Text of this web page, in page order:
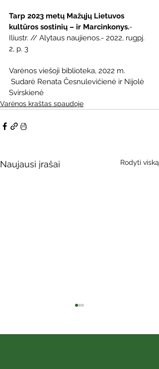
Tarp 2023 metų Mažųjų Lietuvos
kultūros sostinių – ir Marcinkonys.-
Iliustr. // Alytaus naujienos.- 2022, rugpj.
2, p. 3
Varėnos viešoji biblioteka, 2022 m.
Sudarė Renata Česnulevičienė ir Nijolė
Svirskienė
Varėnos kraštas spaudoje
Naujausi įrašai Rodyti viską